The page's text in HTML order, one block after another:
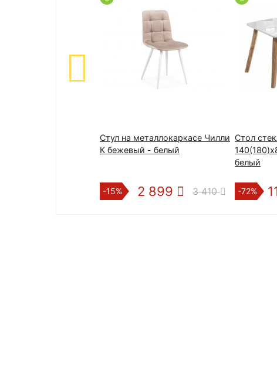
Стул на металлокаркасе Чилли
К бежевый - белый
-15% 2 899 3 410
Стол
белый
-72%